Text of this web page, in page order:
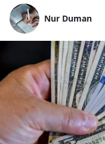
Nur Duman